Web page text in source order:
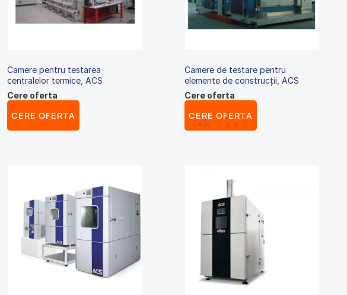
Camere pentru testarea
centralelor termice, ACS
Cere oferta
CERE OFERTA
Camere de testare pentru
elemente de construcții, ACS
Cere oferta
CERE OFERTA